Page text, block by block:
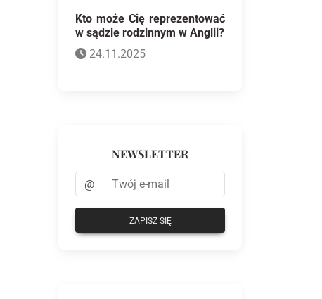
Kto może Cię reprezentować
w sądzie rodzinnym w Anglii?
24.11.2025
NEWSLETTER
@
ZAPISZ SIĘ